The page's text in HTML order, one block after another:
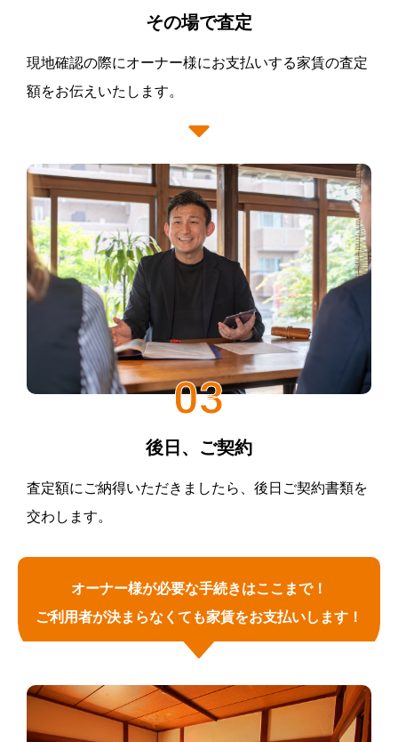
その場で査定
現地確認の際にオーナー様にお支払いする家賃の査定
額をお伝えいたします。
03
後日、ご契約
査定額にご納得いただきましたら、後日ご契約書類を
交わします。
オーナー様が必要な手続きはここまで！
ご利用者が決まらなくても家賃をお支払いします！